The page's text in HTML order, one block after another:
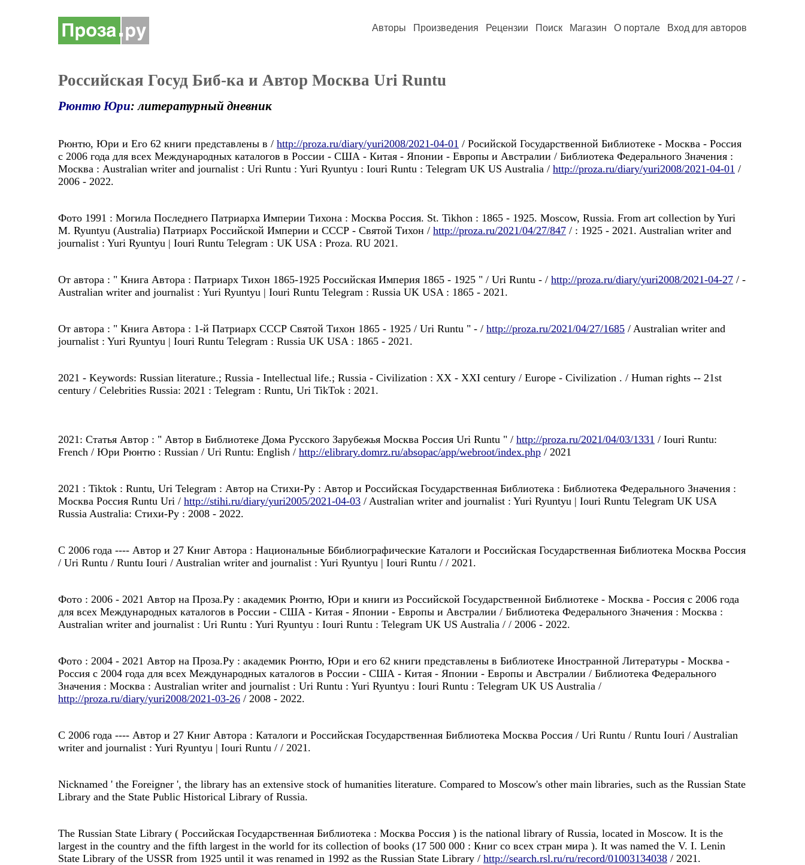
Авторы Произведения Рецензии Поиск Магазин О портале Вход для авторов
Российская Госуд Биб-ка и Автор Москва Uri Runtu
Рюнтю Юри: литературный дневник
Рюнтю, Юри и Его 62 книги представлены в / http://proza.ru/diary/yuri2008/2021-04-01 / Росийской Государственной Библиотеке - Москва - Россия
с 2006 года для всех Международных каталогов в России - США - Китая - Японии - Европы и Австралии / Библиотека Федерального Значения :
Москва : Australian writer and journalist : Uri Runtu : Yuri Ryuntyu : Iouri Runtu : Telegram UK US Australia / http://proza.ru/diary/yuri2008/2021-04-01 /
2006 - 2022.
Фото 1991 : Могила Последнего Патриарха Империи Тихона : Москва Россия. St. Tikhon : 1865 - 1925. Moscow, Russia. From art collection by Yuri
M. Ryuntyu (Australia) Патриарх Российской Империи и СССР - Святой Tихон / http://proza.ru/2021/04/27/847 / : 1925 - 2021. Australian writer and
journalist : Yuri Ryuntyu | Iouri Runtu Telegram : UK USA : Proza. RU 2021.
От автора : " Книга Автора : Патриарх Тихон 1865-1925 Российская Империя 1865 - 1925 " / Uri Runtu - / http://proza.ru/diary/yuri2008/2021-04-27 / -
Australian writer and journalist : Yuri Ryuntyu | Iouri Runtu Telegram : Russia UK USA : 1865 - 2021.
От автора : " Книга Автора : 1-й Патриарх СССР Святой Тихон 1865 - 1925 / Uri Runtu " - / http://proza.ru/2021/04/27/1685 / Australian writer and
journalist : Yuri Ryuntyu | Iouri Runtu Telegram : Russia UK USA : 1865 - 2021.
2021 - Keywords: Russian literature.; Russia - Intellectual life.; Russia - Civilization : XX - XXI century / Europe - Civilization . / Human rights -- 21st
century / Celebrities Russia: 2021 : Telegram : Runtu, Uri TikTok : 2021.
2021: Статья Автор : " Автор в Библиотеке Дома Русского Зарубежья Москва Россия Uri Runtu " / http://proza.ru/2021/04/03/1331 / Iouri Runtu:
French / Юри Рюнтю : Russian / Uri Runtu: English / http://elibrary.domrz.ru/absopac/app/webroot/index.php / 2021
2021 : Tiktok : Runtu, Uri Telegram : Автор на Стихи-Ру : Автор и Российская Государственная Библиотека : Библиотека Федерального Значения :
Москва Россия Runtu Uri / http://stihi.ru/diary/yuri2005/2021-04-03 / Australian writer and journalist : Yuri Ryuntyu | Iouri Runtu Telegram UK USA
Russia Australia: Стихи-Ру : 2008 - 2022.
С 2006 года ---- Автор и 27 Книг Автора : Национальные Ббиблиографические Каталоги и Российская Государственная Библиотека Москва Россия
/ Uri Runtu / Runtu Iouri / Australian writer and journalist : Yuri Ryuntyu | Iouri Runtu / / 2021.
Фото : 2006 - 2021 Автор на Проза.Ру : академик Рюнтю, Юри и книги из Российской Государственной Библиотеке - Москва - Россия с 2006 года
для всех Международных каталогов в России - США - Китая - Японии - Европы и Австралии / Библиотека Федерального Значения : Москва :
Australian writer and journalist : Uri Runtu : Yuri Ryuntyu : Iouri Runtu : Telegram UK US Australia / / 2006 - 2022.
Фото : 2004 - 2021 Автор на Проза.Ру : академик Рюнтю, Юри и его 62 книги представлены в Библиотеке Иностранной Литературы - Москва -
Россия с 2004 года для всех Международных каталогов в России - США - Китая - Японии - Европы и Австралии / Библиотека Федерального
Значения : Москва : Australian writer and journalist : Uri Runtu : Yuri Ryuntyu : Iouri Runtu : Telegram UK US Australia /
http://proza.ru/diary/yuri2008/2021-03-26 / 2008 - 2022.
С 2006 года ---- Автор и 27 Книг Автора : Каталоги и Российская Государственная Библиотека Москва Россия / Uri Runtu / Runtu Iouri / Australian
writer and journalist : Yuri Ryuntyu | Iouri Runtu / / 2021.
Nicknamed ' the Foreigner ', the library has an extensive stock of humanities literature. Compared to Moscow's other main libraries, such as the Russian State
Library and the State Public Historical Library of Russia.
The Russian State Library ( Российская Государственная Библиотека : Москва Россия ) is the national library of Russia, located in Moscow. It is the
largest in the country and the fifth largest in the world for its collection of books (17 500 000 : Книг со всех стран мира ). It was named the V. I. Lenin
State Library of the USSR from 1925 until it was renamed in 1992 as the Russian State Library / http://search.rsl.ru/ru/record/01003134038 / 2021.